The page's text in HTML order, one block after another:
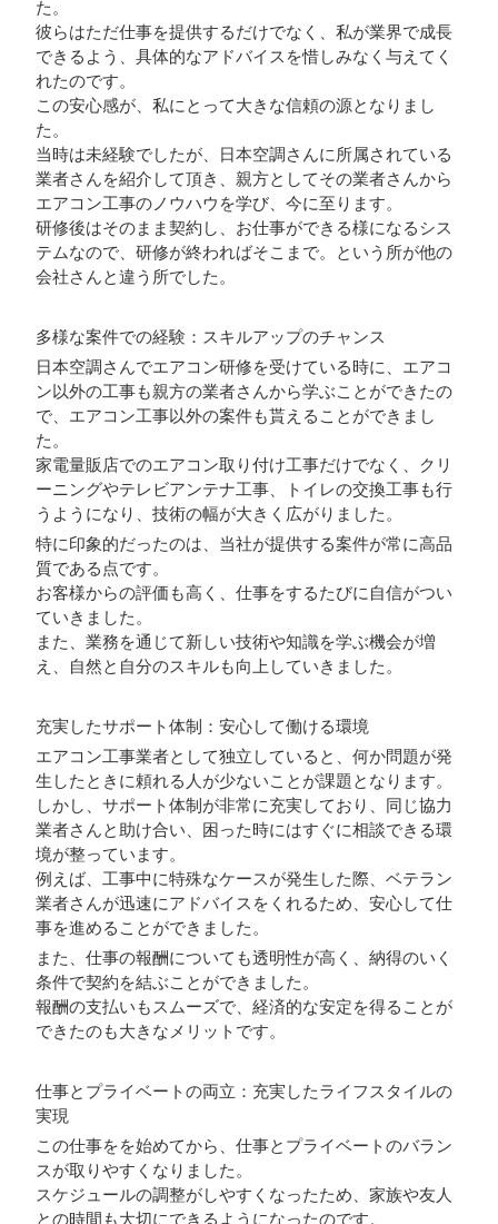
た。
彼らはただ仕事を提供するだけでなく、私が業界で成長
できるよう、具体的なアドバイスを惜しみなく与えてく
れたのです。
この安心感が、私にとって大きな信頼の源となりまし
た。
当時は未経験でしたが、日本空調さんに所属されている
業者さんを紹介して頂き、親方としてその業者さんから
エアコン工事のノウハウを学び、今に至ります。
研修後はそのまま契約し、お仕事ができる様になるシス
テムなので、研修が終わればそこまで。という所が他の
会社さんと違う所でした。
多様な案件での経験：スキルアップのチャンス
日本空調さんでエアコン研修を受けている時に、エアコ
ン以外の工事も親方の業者さんから学ぶことができたの
で、エアコン工事以外の案件も貰えることができまし
た。
家電量販店でのエアコン取り付け工事だけでなく、クリ
ーニングやテレビアンテナ工事、トイレの交換工事も行
うようになり、技術の幅が大きく広がりました。
特に印象的だったのは、当社が提供する案件が常に高品
質である点です。
お客様からの評価も高く、仕事をするたびに自信がつい
ていきました。
また、業務を通じて新しい技術や知識を学ぶ機会が増
え、自然と自分のスキルも向上していきました。
充実したサポート体制：安心して働ける環境
エアコン工事業者として独立していると、何か問題が発
生したときに頼れる人が少ないことが課題となります。
しかし、サポート体制が非常に充実しており、同じ協力
業者さんと助け合い、困った時にはすぐに相談できる環
境が整っています。
例えば、工事中に特殊なケースが発生した際、ベテラン
業者さんが迅速にアドバイスをくれるため、安心して仕
事を進めることができました。
また、仕事の報酬についても透明性が高く、納得のいく
条件で契約を結ぶことができました。
報酬の支払いもスムーズで、経済的な安定を得ることが
できたのも大きなメリットです。
仕事とプライベートの両立：充実したライフスタイルの
実現
この仕事をを始めてから、仕事とプライベートのバラン
スが取りやすくなりました。
スケジュールの調整がしやすくなったため、家族や友人
との時間も大切にできるようになったのです。